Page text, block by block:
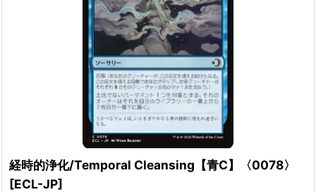
経時的浄化/Temporal Cleansing【青C】〈0078〉
[ECL-JP]